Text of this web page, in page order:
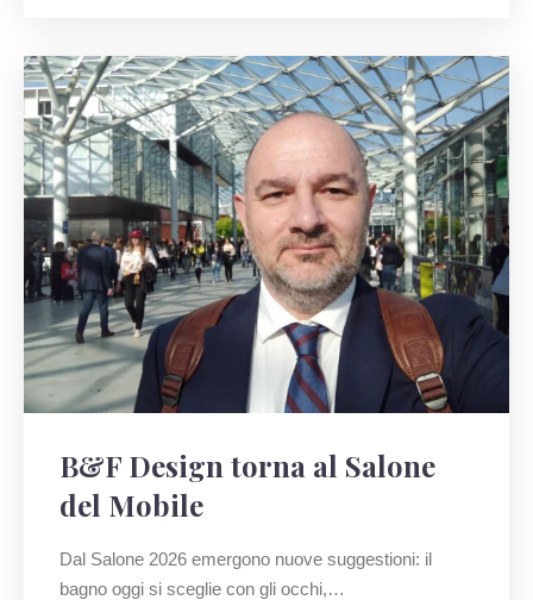
B&F Design torna al Salone
del Mobile
Dal Salone 2026 emergono nuove suggestioni: il
bagno oggi si sceglie con gli occhi,…